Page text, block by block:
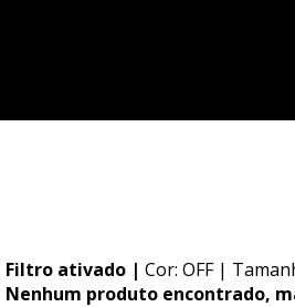
Filtro ativado | Cor: OFF |
Nenhum produto encontrado,